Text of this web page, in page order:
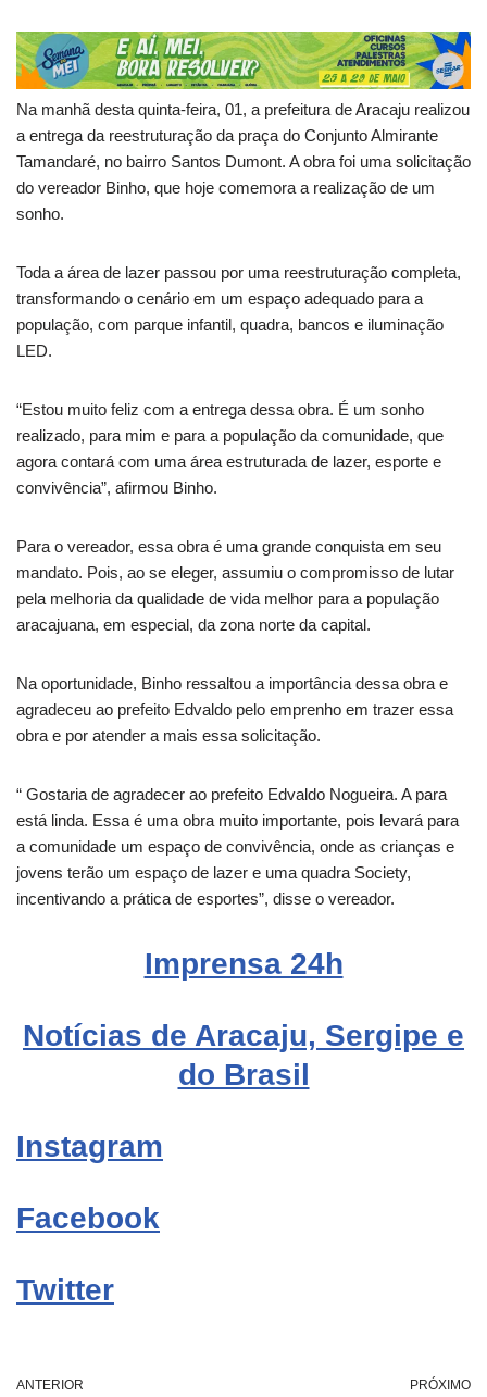
Na manhã desta quinta-feira, 01, a prefeitura de Aracaju realizou
a entrega da reestruturação da praça do Conjunto Almirante
Tamandaré, no bairro Santos Dumont. A obra foi uma solicitação
do vereador Binho, que hoje comemora a realização de um
sonho.
Toda a área de lazer passou por uma reestruturação completa,
transformando o cenário em um espaço adequado para a
população, com parque infantil, quadra, bancos e iluminação
LED.
“Estou muito feliz com a entrega dessa obra. É um sonho
realizado, para mim e para a população da comunidade, que
agora contará com uma área estruturada de lazer, esporte e
convivência”, afirmou Binho.
Para o vereador, essa obra é uma grande conquista em seu
mandato. Pois, ao se eleger, assumiu o compromisso de lutar
pela melhoria da qualidade de vida melhor para a população
aracajuana, em especial, da zona norte da capital.
Na oportunidade, Binho ressaltou a importância dessa obra e
agradeceu ao prefeito Edvaldo pelo emprenho em trazer essa
obra e por atender a mais essa solicitação.
“ Gostaria de agradecer ao prefeito Edvaldo Nogueira. A para
está linda. Essa é uma obra muito importante, pois levará para
a comunidade um espaço de convivência, onde as crianças e
jovens terão um espaço de lazer e uma quadra Society,
incentivando a prática de esportes”, disse o vereador.
Imprensa 24h
Notícias de Aracaju, Sergipe e
do Brasil
Instagram
Facebook
Twitter
ANTERIOR PRÓXIMO